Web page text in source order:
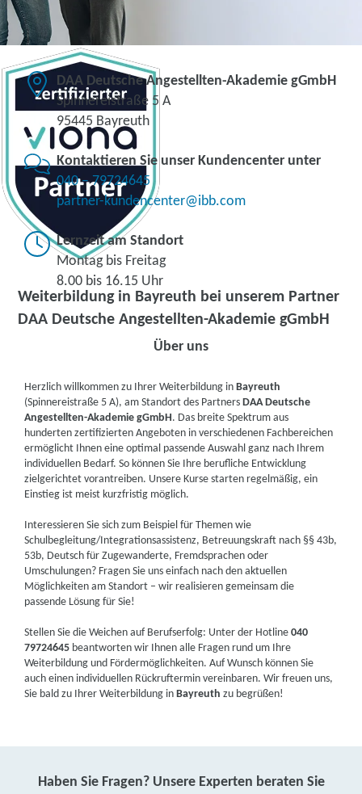
Weiterbildung in Bayreuth bei unserem Partner
DAA Deutsche Angestellten-Akademie gGmbH
DAA Deutsche Angestellten-Akademie gGmbH
Spinnereistraße 5 A
95445 Bayreuth
Kontaktieren Sie unser Kundencenter unter
040 – 79724645
partner-kundencenter@ibb.com
Lernzeit am Standort
Montag bis Freitag
8.00 bis 16.15 Uhr
Über uns
Herzlich willkommen zu Ihrer Weiterbildung inBayreuth
(Spinnereistraße 5 A), am Standort des PartnersDAA Deutsche
Angestellten-Akademie gGmbH. Das breite Spektrum aus
hunderten zertifizierten Angeboten in verschiedenen Fachbereichen
ermöglicht Ihnen eine optimal passende Auswahl ganz nach Ihrem
individuellen Bedarf. So können Sie Ihre berufliche Entwicklung
zielgerichtet vorantreiben. Unsere Kurse starten regelmäßig, ein
Einstieg ist meist kurzfristig möglich.
Interessieren Sie sich zum Beispiel für Themen wie
Schulbegleitung/Integrationsassistenz, Betreuungskraft nach §§ 43b,
53b, Deutsch für Zugewanderte, Fremdsprachen oder
Umschulungen? Fragen Sie uns einfach nach den aktuellen
Möglichkeiten am Standort – wir realisieren gemeinsam die
passende Lösung für Sie!
Stellen Sie die Weichen auf Berufserfolg: Unter der Hotline040
79724645 beantworten wir Ihnen alle Fragen rund um Ihre
Weiterbildung und Fördermöglichkeiten. Auf Wunsch können Sie
auch einen individuellen Rückruftermin vereinbaren. Wir freuen uns,
Sie bald zu Ihrer Weiterbildung inBayreuth zu begrüßen!
Haben Sie Fragen? Unsere Experten beraten Sie